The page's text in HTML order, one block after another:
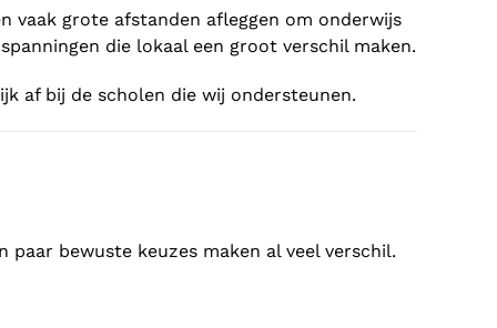
vaak grote afstanden afleggen om onderwijs
die lokaal een groot verschil maken.
af bij de scholen die wij ondersteunen.
bewuste keuzes maken al veel verschil.